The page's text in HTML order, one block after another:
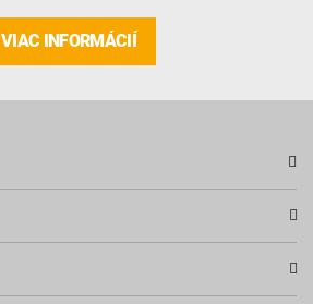
VIAC INFORMÁCIÍ